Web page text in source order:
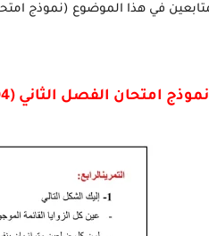
نموذج امتحان الفصل الثاني (04) الرياضيات للسنة 3 ابتدائي - الجيل الثاني